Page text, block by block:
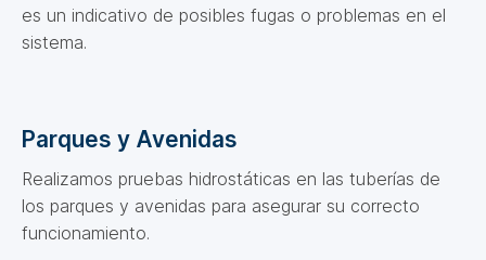
es un indicativo de posibles fugas o problemas en el
sistema.
Parques y Avenidas
Realizamos pruebas hidrostáticas en las tuberías de
los parques y avenidas para asegurar su correcto
funcionamiento.